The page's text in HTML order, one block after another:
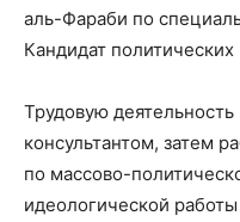
аль-Фараби по
Кандидат политических
Трудовую
консультантом, затем
по массово-
идеологической